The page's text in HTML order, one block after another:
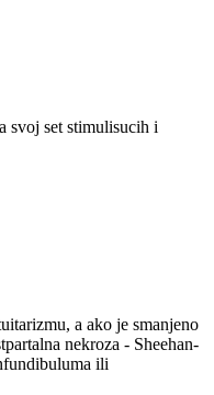
svoj set stimulisucih i
a ako je smanjeno
nekroza - Sheehan-
ili